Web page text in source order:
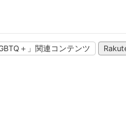
＋」関連コンテンツ